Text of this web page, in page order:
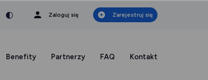
czcionka Zaloguj się Zarejestruj się
Benefity Partnerzy FAQ Kontakt